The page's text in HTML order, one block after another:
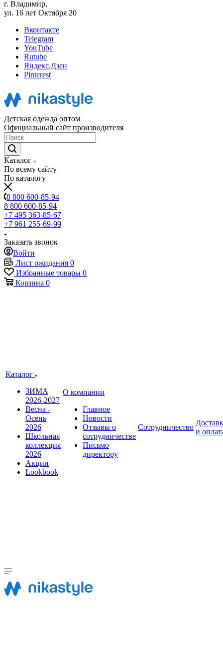
г. Владимир,
ул. 16 лет Октября 20
Вконтакте
Telegram
YouTube
Rutube
Яндекс.Дзен
Pinterest
Детская одежда оптом
Официальный сайт производителя
Каталог
По всему сайту
По каталогу
8 800 600-85-94
8 800 600-85-94
+7 495 363-85-67
+7 961 255-69-99
Заказать звонок
Войти
Лист ожидания 0
Избранные товары 0
Корзина 0
Каталог
ЗИМА
2026-2027
Весна -
Осень
2026
Школьная
коллекция
2026
Акции
Lookbook
О компании
Главное
Новости
Отзывы о
сотрудничестве
Письмо
директору
Сотрудничество
и